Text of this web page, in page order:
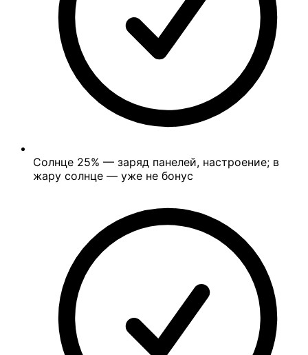
Солнце 25% — заряд панелей, настроение; в
жару солнце — уже не бонус